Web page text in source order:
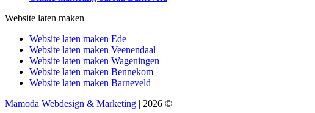
Website laten maken
Website laten maken Ede
Website laten maken Veenendaal
Website laten maken Wageningen
Website laten maken Bennekom
Website laten maken Barneveld
Mamoda Webdesign & Marketing | 2026 ©